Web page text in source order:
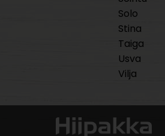
Solo
Stina
Taiga
Usva
Vilja